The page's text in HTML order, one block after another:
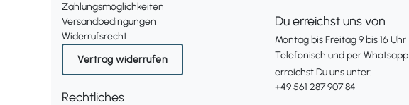
Zahlungsmöglichkeiten
Versandbedingungen
Widerrufsrecht
Vertrag widerrufen
Rechtliches
Du erreichst uns von
Montag bis Freitag 9 bis 16 Uhr
Telefonisch und per Whatsapp
erreichst Du uns unter:
+49 561 287 907 84